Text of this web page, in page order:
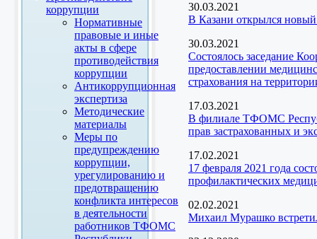
коррупции
Нормативные
правовые и иные
акты в сфере
противодействия
коррупции
Антикоррупционная
экспертиза
Методические
материалы
Меры по
предупреждению
коррупции,
урегулированию и
предотвращению
конфликта интересов
в деятельности
работников ТФОМС
30.03.2021
В Казани открылся
30.03.2021
Состоялось заседание
предоставлении
страхования на
17.03.2021
В филиале ТФОМС
прав застрахованных и
17.02.2021
17 февраля 2021 года
профилактических
02.02.2021
Михаил Мурашко